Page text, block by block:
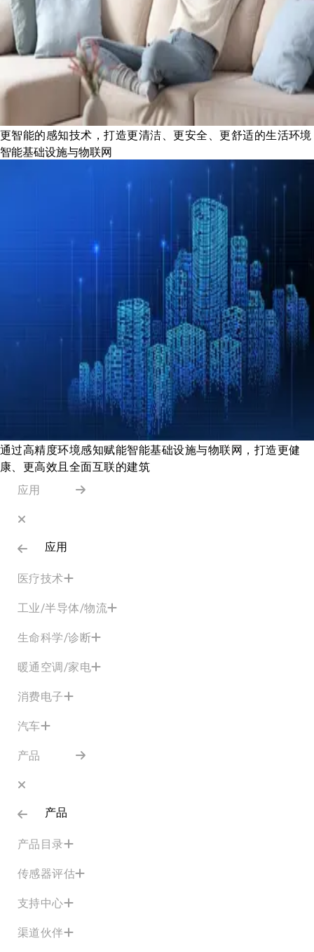
更智能的感知技术，打造更清洁、更安全、更舒适的生活环境
智能基础设施与物联网
通过高精度环境感知赋能智能基础设施与物联网，打造更健
康、更高效且全面互联的建筑
应用
应用
医疗技术
工业/半导体/物流
生命科学/诊断
暖通空调/家电
消费电子
汽车
产品
产品
产品目录
传感器评估
支持中心
渠道伙伴